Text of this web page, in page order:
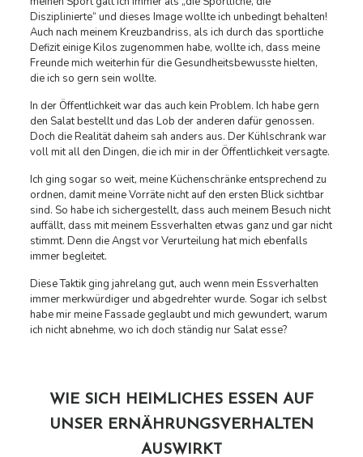
Disziplinierte“ und dieses Image wollte ich unbedingt behalten!
Auch nach meinem Kreuzbandriss, als ich durch das sportliche
Defizit einige Kilos zugenommen habe, wollte ich, dass meine
Freunde mich weiterhin für die Gesundheitsbewusste hielten,
die ich so gern sein wollte.
In der Öffentlichkeit war das auch kein Problem. Ich habe gern
den Salat bestellt und das Lob der anderen dafür genossen.
Doch die Realität daheim sah anders aus. Der Kühlschrank war
voll mit all den Dingen, die ich mir in der Öffentlichkeit versagte.
Ich ging sogar so weit, meine Küchenschränke entsprechend zu
ordnen, damit meine Vorräte nicht auf den ersten Blick sichtbar
sind. So habe ich sichergestellt, dass auch meinem Besuch nicht
auffällt, dass mit meinem Essverhalten etwas ganz und gar nicht
stimmt. Denn die Angst vor Verurteilung hat mich ebenfalls
immer begleitet.
Diese Taktik ging jahrelang gut, auch wenn mein Essverhalten
immer merkwürdiger und abgedrehter wurde. Sogar ich selbst
habe mir meine Fassade geglaubt und mich gewundert, warum
ich nicht abnehme, wo ich doch ständig nur Salat esse?
WIE SICH HEIMLICHES ESSEN AUF
UNSER ERNÄHRUNGSVERHALTEN
AUSWIRKT